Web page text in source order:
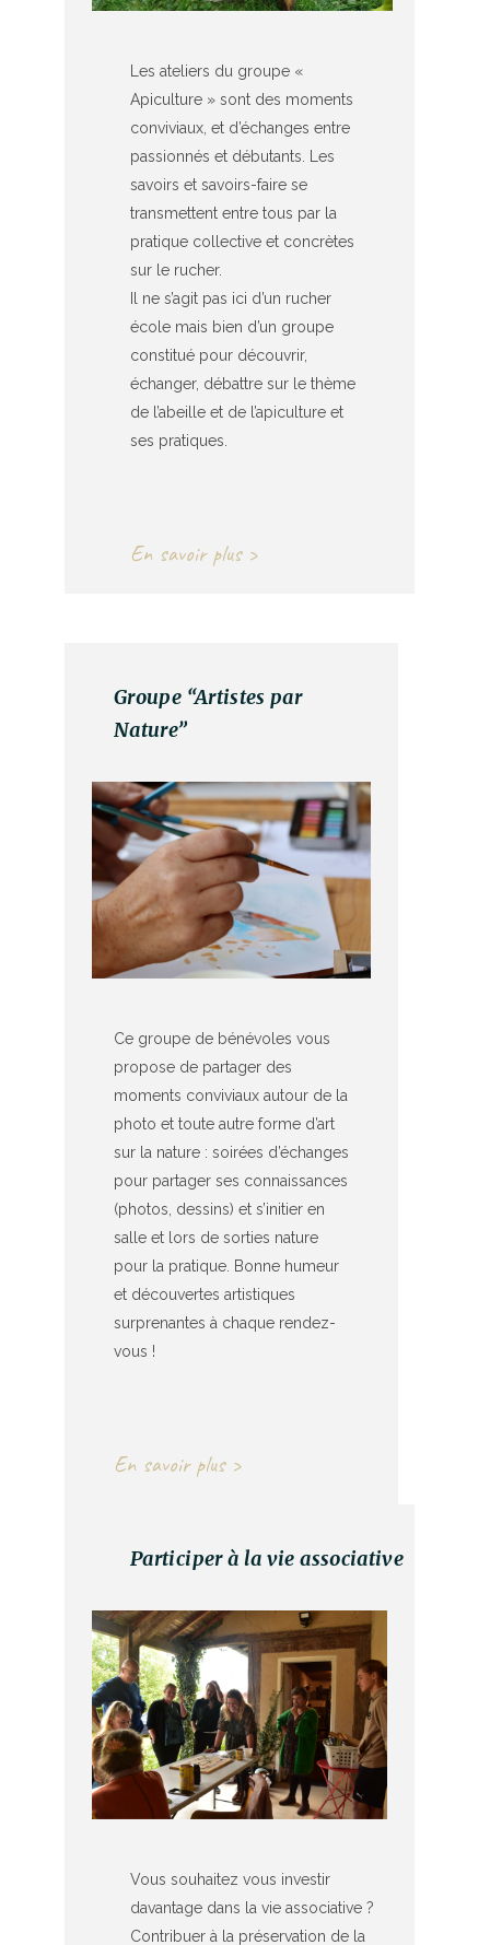
Les ateliers du groupe «
Apiculture » sont des moments
conviviaux, et d’échanges entre
passionnés et débutants. Les
savoirs et savoirs-faire se
transmettent entre tous par la
pratique collective et concrètes
sur le rucher.
Il ne s’agit pas ici d’un rucher
école mais bien d’un groupe
constitué pour découvrir,
échanger, débattre sur le thème
de l’abeille et de l’apiculture et
ses pratiques.
En savoir plus >
Groupe “Artistes par
Nature”
Ce groupe de bénévoles vous
propose de partager des
moments conviviaux autour de la
photo et toute autre forme d’art
sur la nature : soirées d’échanges
pour partager ses connaissances
(photos, dessins) et s’initier en
salle et lors de sorties nature
pour la pratique. Bonne humeur
et découvertes artistiques
surprenantes à chaque rendez-
vous !
En savoir plus >
Participer à la vie associative
Vous souhaitez vous investir
davantage dans la vie associative ?
Contribuer à la préservation de la